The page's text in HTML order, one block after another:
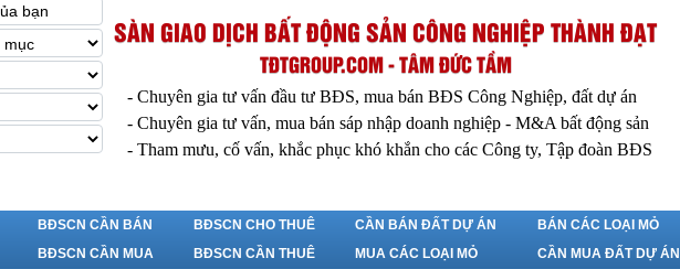
SÀN GIAO DỊCH BẤT ĐỘNG SẢN CÔNG NGHIỆP THÀNH ĐẠT
TĐTGROUP.COM - TÂM ĐỨC TẦM
- Chuyên gia tư vấn đầu tư BĐS, mua bán BĐS Công Nghiệp, đất dự án
- Chuyên gia tư vấn, mua bán sáp nhập doanh nghiệp - M&A bất động sản
- Tham mưu, cố vấn, khắc phục khó khắn cho các Công ty, Tập đoàn BĐS
BĐSCN CẦN BÁN
BĐSCN CẦN MUA
BĐSCN CHO THUÊ
BĐSCN CẦN THUÊ
CẦN BÁN ĐẤT DỰ ÁN
MUA CÁC LOẠI MỎ
BÁN CÁC LOẠI MỎ
CẦN MUA ĐẤT DỰ ÁN